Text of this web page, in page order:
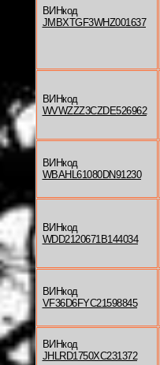
ВИНкод
JMBXTGF3WHZ001637
ВИНкод
WVWZZZ3CZDE526962
ВИНкод
WBAHL61080DN91230
ВИНкод
WDD2120671B144034
ВИНкод
VF36D6FYC21598845
ВИНкод
JHLRD1750XC231372